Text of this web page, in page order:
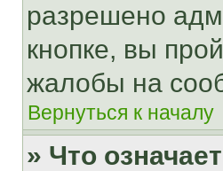
разрешено
кнопке, вы
жалобы на
Вернуться к началу
» Что